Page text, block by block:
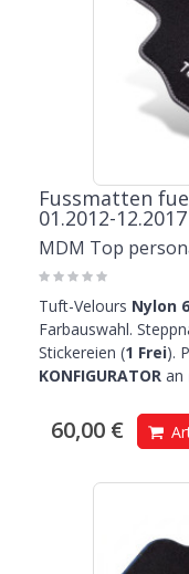
Fussmatten
01.2012-12.2017
MDM Top
Tuft-Velours Nylon
Farbauswahl.
Stickereien (1 Frei).
KONFIGURATOR an
60,00 €